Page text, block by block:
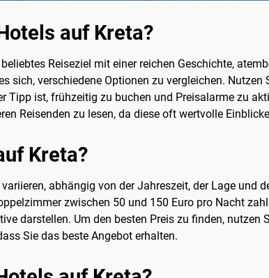
auf Kreta?
Reiseziel mit einer reichen Geschichte,
sich, verschiedene Optionen zu vergleichen. Nutzen
Tipp ist, frühzeitig zu buchen und Preisalarme zu
Reisenden zu lesen, da diese oft wertvolle
Kreta?
abhängig von der Jahreszeit, der Lage und
zwischen 50 und 150 Euro pro Nacht
darstellen. Um den besten Preis zu finden,
Sie das beste Angebot erhalten.